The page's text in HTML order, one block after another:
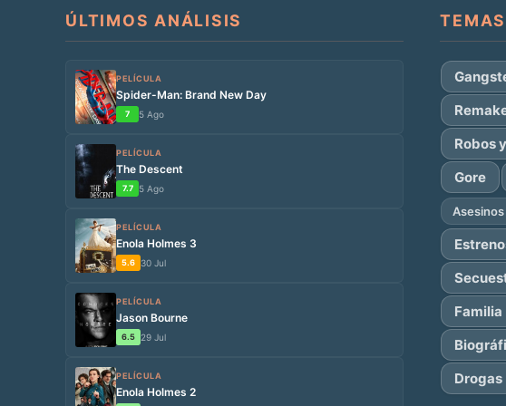
ÚLTIMOS ANÁLISIS
PELÍCULA
Spider-Man: Brand New Day
7 5 Ago
PELÍCULA
The Descent
7.7 5 Ago
PELÍCULA
Enola Holmes 3
5.6 30 Jul
PELÍCULA
Jason Bourne
6.5 29 Jul
PELÍCULA
Enola Holmes 2
Robos
Gore
Familia
Drogas